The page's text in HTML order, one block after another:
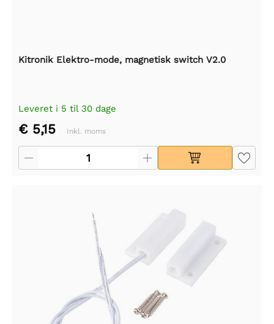
Kitronik Elektro-mode, magnetisk switch V2.0
Leveret i 5 til 30 dage
€ 5,15 Inkl. moms